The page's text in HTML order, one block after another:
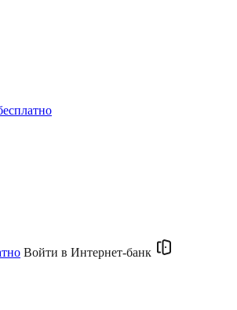
Войти в Интернет-банк